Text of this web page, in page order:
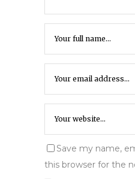
Save my name,
this browser for the